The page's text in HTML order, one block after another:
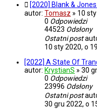
[2020] Blank &
autor: Tomasz » 10
0 Odpowiedzi
44523 Odsłony
Ostatni post
10 sty 2020, o
[2022] A State Of
autor: KrystianS » 30
0 Odpowiedzi
23996 Odsłony
Ostatni post
30 gru 2022, o